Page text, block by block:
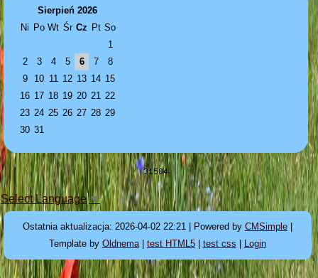
Sierpień 2026
Ni Po Wt Śr Cz Pt So
1
2
3 4 5 6 7
8
9
10 11 12 13 14 15
16 17 18 19 20 21 22
23 24 25 26 27 28 29
30 31
Select Language ▼
Ostatnia aktualizacja: 2026-04-02 22:21 | Powered by CMSimple|
Template by Oldnema| test HTML5| test css Login